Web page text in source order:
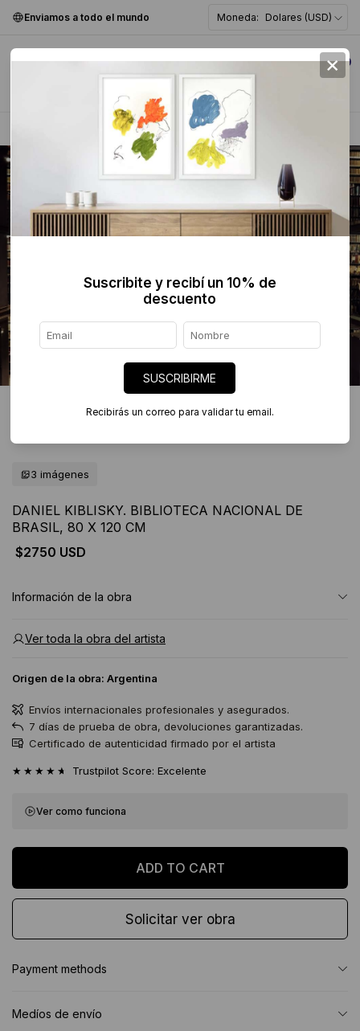
Enviamos a todo el mundo Moneda: Dolares (USD)
0
> Color >
3 imágenes
DANIEL KIBLISKY. BIBLIOTECA NACIONAL DE
BRASIL, 80 X 120 CM
$2750 USD
Información de la obra
Ver toda la obra del artista
Origen de la obra: Argentina
Envíos internacionales profesionales y asegurados.
7 días de prueba de obra, devoluciones garantizadas.
Certificado de autenticidad firmado por el artista
★★★★★ Trustpilot Score: Excelente
Ver como funciona
Solicitar ver obra
Payment methods
Medíos de envío
×
Suscribite y recibí un 10% de
descuento
SUSCRIBIRME
Recibirás un correo para validar tu email.